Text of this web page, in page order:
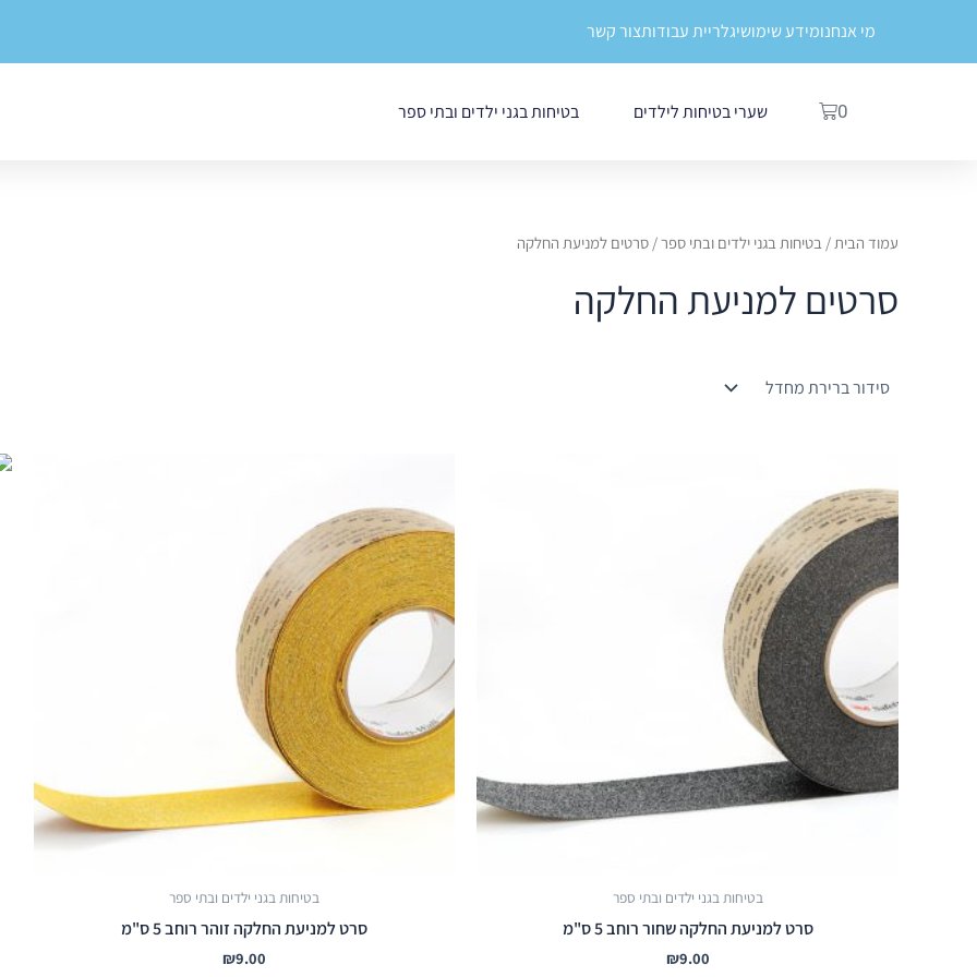
מי אנחנומידע שימושיגלריית עבודותצור קשר
0
עגלת
שערי בטיחות לילדים בטיחות בגני ילדים ובתי ספר
עמוד הבית/ בטיחות בגני ילדים ובתי ספר/ סרטים למניעת החלקה
סרטים למניעת החלקה
בטיחות בגני ילדים ובתי ספר
סרט למניעת החלקה שחור רוחב 5 ס"מ
₪9.00
בטיחות בגני ילדים ובתי ספר
סרט למניעת החלקה זוהר רוחב 5 ס"מ
₪9.00